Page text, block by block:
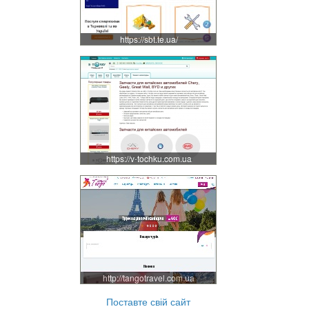
https://sbt.te.ua/
https://v-tochku.com.ua
http://tangotravel.com.ua
Поставте свій сайт